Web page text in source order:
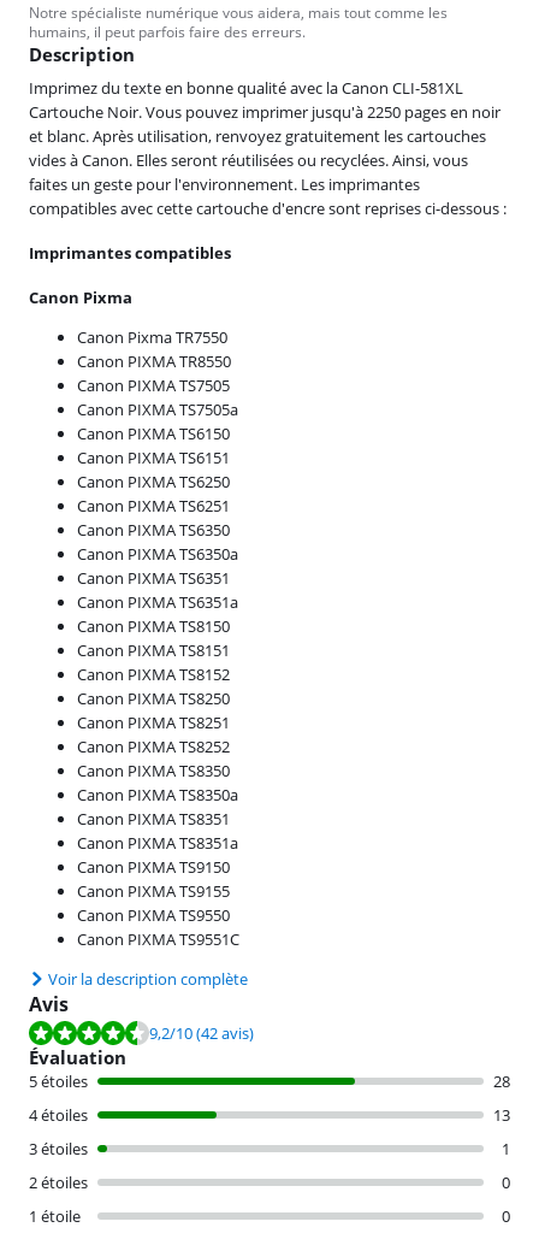
Notre spécialiste numérique vous aidera, mais tout comme les
humains, il peut parfois faire des erreurs.
Description
Imprimez du texte en bonne qualité avec la Canon CLI-581XL
Cartouche Noir. Vous pouvez imprimer jusqu'à 2250 pages en noir
et blanc. Après utilisation, renvoyez gratuitement les cartouches
vides à Canon. Elles seront réutilisées ou recyclées. Ainsi, vous
faites un geste pour l'environnement. Les imprimantes
compatibles avec cette cartouche d'encre sont reprises ci-dessous :
Imprimantes compatibles
Canon Pixma
Canon Pixma TR7550
Canon PIXMA TR8550
Canon PIXMA TS7505
Canon PIXMA TS7505a
Canon PIXMA TS6150
Canon PIXMA TS6151
Canon PIXMA TS6250
Canon PIXMA TS6251
Canon PIXMA TS6350
Canon PIXMA TS6350a
Canon PIXMA TS6351
Canon PIXMA TS6351a
Canon PIXMA TS8150
Canon PIXMA TS8151
Canon PIXMA TS8152
Canon PIXMA TS8250
Canon PIXMA TS8251
Canon PIXMA TS8252
Canon PIXMA TS8350
Canon PIXMA TS8350a
Canon PIXMA TS8351
Canon PIXMA TS8351a
Canon PIXMA TS9150
Canon PIXMA TS9155
Canon PIXMA TS9550
Canon PIXMA TS9551C
Voir la description complète
Avis
La note est de 9,2 sur 10, basée sur 42 avis.
9,2/10(42 avis)
Évaluation
5 étoiles
28
4 étoiles
13
3 étoiles
1
2 étoiles
0
1 étoile
0